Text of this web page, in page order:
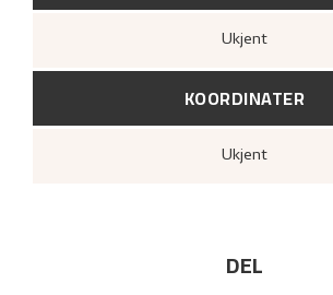
Ukjent
KOORDINATER
Ukjent
DEL